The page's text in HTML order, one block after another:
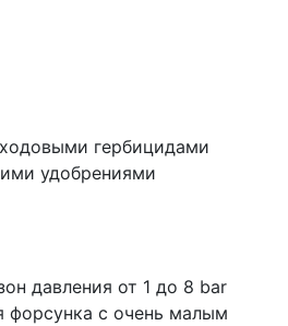
гербицидами
удобрениями
давления от 1 до 8 bar
форсунка с очень малым